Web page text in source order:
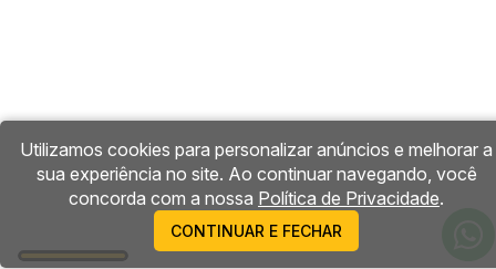
Utilizamos cookies para personalizar anúncios e melhorar a
sua experiência no site. Ao continuar navegando, você
concorda com a nossa Política de Privacidade.
CONTINUAR E FECHAR